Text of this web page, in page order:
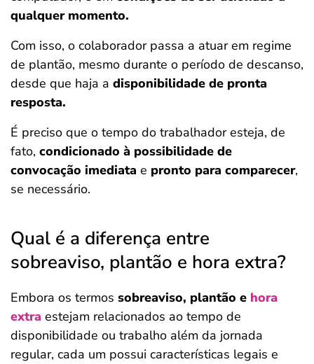
qualquer momento.
Com isso, o colaborador passa a atuar em regime
de plantão, mesmo durante o período de descanso,
desde que haja a disponibilidade de pronta
resposta.
É preciso que o tempo do trabalhador esteja, de
fato, condicionado à possibilidade de
convocação imediata e pronto para comparecer,
se necessário.
Qual é a diferença entre
sobreaviso, plantão e hora extra?
Embora os termos sobreaviso, plantão e hora
extra estejam relacionados ao tempo de
disponibilidade ou trabalho além da jornada
regular, cada um possui características legais e